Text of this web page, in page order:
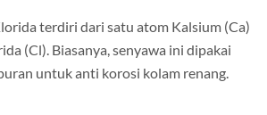
terdiri dari satu atom Kalsium (Ca)
(Cl). Biasanya, senyawa ini dipakai
untuk anti korosi kolam renang.